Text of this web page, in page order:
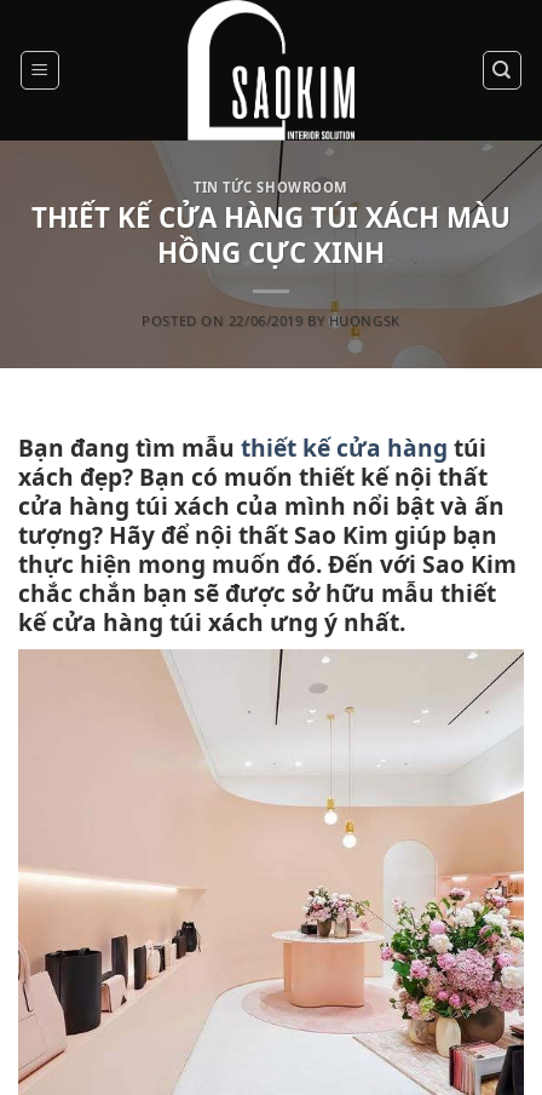
content
TIN TỨC SHOWROOM
THIẾT KẾ CỬA HÀNG TÚI XÁCH MÀU
HỒNG CỰC XINH
POSTED ON 22/06/2019 BY HUONGSK
Bạn đang tìm mẫu thiết kế cửa hàng túi
xách đẹp? Bạn có muốn thiết kế nội thất
cửa hàng túi xách của mình nổi bật và ấn
tượng? Hãy để nội thất Sao Kim giúp bạn
thực hiện mong muốn đó. Đến với Sao Kim
chắc chắn bạn sẽ được sở hữu mẫu thiết
kế cửa hàng túi xách ưng ý nhất.